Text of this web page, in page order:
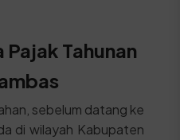
Tahunan
sebelum datang ke
di wilayah Kabupaten